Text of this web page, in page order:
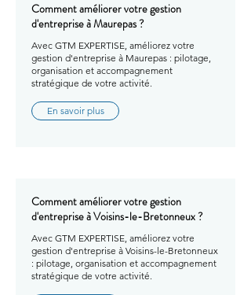
Comment améliorer votre gestion
d'entreprise à Maurepas ?
Avec GTM EXPERTISE, améliorez votre
gestion d'entreprise à Maurepas : pilotage,
organisation et accompagnement
stratégique de votre activité.
En savoir plus
Comment améliorer votre gestion
d'entreprise à Voisins-le-Bretonneux ?
Avec GTM EXPERTISE, améliorez votre
gestion d'entreprise à Voisins-le-Bretonneux
: pilotage, organisation et accompagnement
stratégique de votre activité.